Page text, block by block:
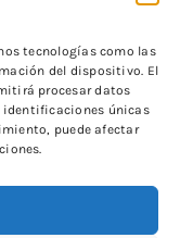
tecnologías como las
del dispositivo. El
procesar datos
identificaciones únicas
puede afectar